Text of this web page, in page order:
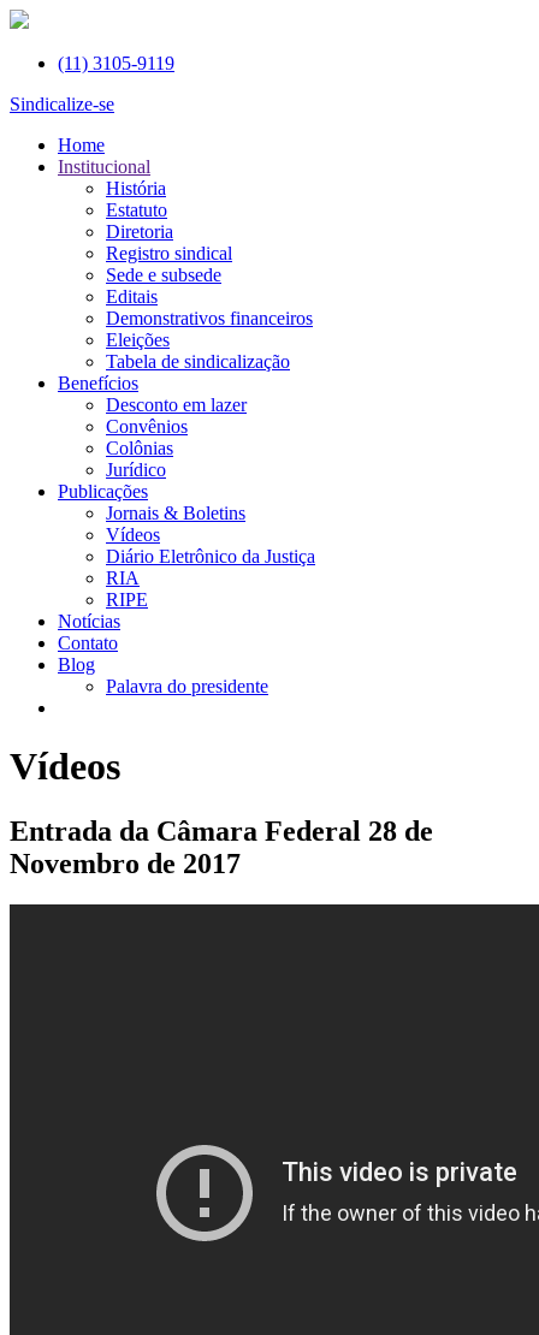
(11) 3105-9119
Sindicalize-se
Home
Institucional
História
Estatuto
Diretoria
Registro sindical
Sede e subsede
Editais
Demonstrativos financeiros
Eleições
Tabela de sindicalização
Benefícios
Desconto em lazer
Convênios
Colônias
Jurídico
Publicações
Jornais & Boletins
Vídeos
Diário Eletrônico da Justiça
RIA
RIPE
Notícias
Contato
Blog
Palavra do presidente
Vídeos
Entrada da Câmara Federal 28 de
Novembro de 2017